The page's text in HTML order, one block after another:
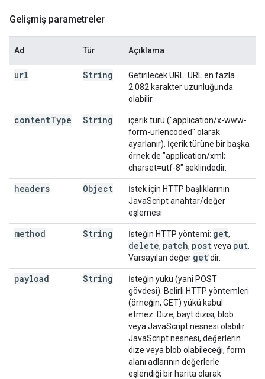
Gelişmiş parametreler
Ad Tür Açıklama
url String
Getirilecek URL. URL en fazla
2.082 karakter uzunluğunda
olabilir.
contentType String
içerik türü ("application/x-www-
form-urlencoded" olarak
ayarlanır). İçerik türüne bir başka
örnek de "application/xml;
charset=utf-8" şeklindedir.
headers Object
İstek için HTTP başlıklarının
JavaScript anahtar/değer
eşlemesi
method String İsteğin HTTP yöntemi: get,
delete, patch, postveya put
Varsayılan değer get'dir.
payload String
İsteğin yükü (yani POST
gövdesi). Belirli HTTP yöntemleri
(örneğin, GET) yükü kabul
etmez. Dize, bayt dizisi, blob
veya JavaScript nesnesi olabilir.
JavaScript nesnesi, değerlerin
dize veya blob olabileceği, form
alanı adlarının değerlerle
eşlendiği bir harita olarak